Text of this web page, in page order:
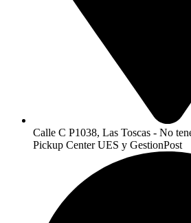
Calle C P1038, Las Toscas - No
Pickup Center UES y GestionPost